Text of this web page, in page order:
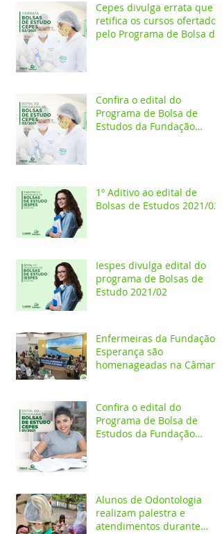
Cepes divulga errata que
retifica os cursos ofertados
pelo Programa de Bolsa de
Confira o edital do
Programa de Bolsa de
Estudos da Fundação
1º Aditivo ao edital de
Bolsas de Estudos 2021/02
Iespes divulga edital do
programa de Bolsas de
Estudo 2021/02
Enfermeiras da Fundação
Esperança são
homenageadas na Câmara
Confira o edital do
Programa de Bolsa de
Estudos da Fundação
Alunos de Odontologia
realizam palestra e
atendimentos durante